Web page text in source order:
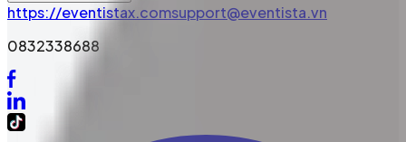
https://eventistax.comsupport@eventista.vn
0832338688